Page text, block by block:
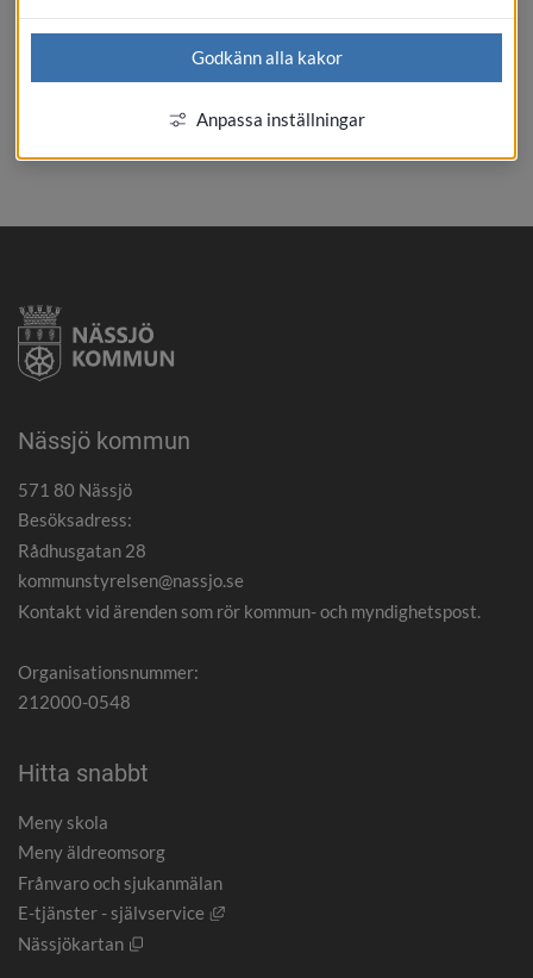
pdfInformationssäkerhetspolicy.pdf
IT-säkerhetspolicy.pdfÖppnas i en ny flik
Nässjö kommun
571 80 Nässjö
Besöksadress:
Rådhusgatan 28
kommunstyrelsen@nassjo.se
Kontakt vid ärenden som rör kommun- och myndighetspost.
Organisationsnummer:
212000-0548
Hitta snabbt
Meny skola
Meny äldreomsorg
Frånvaro och sjukanmälan
E-tjänster - självservice
Länk till annan webbplats, öppnas i
Nässjökartan
Öppnas i nytt fönster.
Godkänn alla kakor
Anpassa inställningar